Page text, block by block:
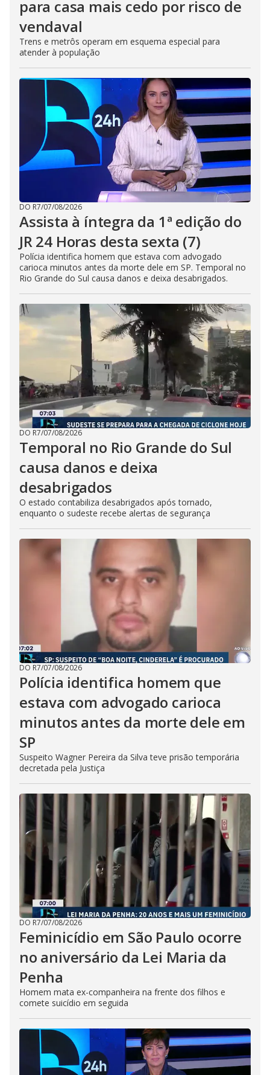
para casa mais cedo por risco de
vendaval
Trens e metrôs operam em esquema especial para
atender à população
DO R7/07/08/2026
Assista à íntegra da 1ª edição do
JR 24 Horas desta sexta (7)
Polícia identifica homem que estava com advogado
carioca minutos antes da morte dele em SP. Temporal no
Rio Grande do Sul causa danos e deixa desabrigados.
DO R7/07/08/2026
Temporal no Rio Grande do Sul
causa danos e deixa
desabrigados
O estado contabiliza desabrigados após tornado,
enquanto o sudeste recebe alertas de segurança
DO R7/07/08/2026
Polícia identifica homem que
estava com advogado carioca
minutos antes da morte dele em
SP
Suspeito Wagner Pereira da Silva teve prisão temporária
decretada pela Justiça
DO R7/07/08/2026
Feminicídio em São Paulo ocorre
no aniversário da Lei Maria da
Penha
Homem mata ex-companheira na frente dos filhos e
comete suicídio em seguida